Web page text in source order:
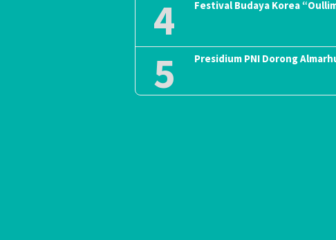
4 Festival Budaya Korea
5 Presidium PNI Dorong